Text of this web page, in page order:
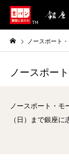
ノースポート
ノースポー
ノースポート・モ
（日）まで銀座